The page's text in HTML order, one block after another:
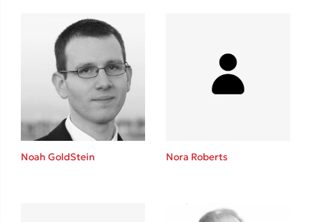
Δημοφιλείς Συγγραφείς
Φυστίκι ΠουΚυλάει
Noah GoldStein Nora Roberts